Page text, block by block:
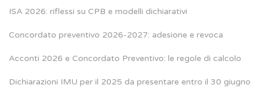
ISA 2026: riflessi su CPB e modelli dichiarativi
Concordato preventivo 2026-2027: adesione e revoca
Acconti 2026 e Concordato Preventivo: le regole di calcolo
Dichiarazioni IMU per il 2025 da presentare entro il 30 giugno